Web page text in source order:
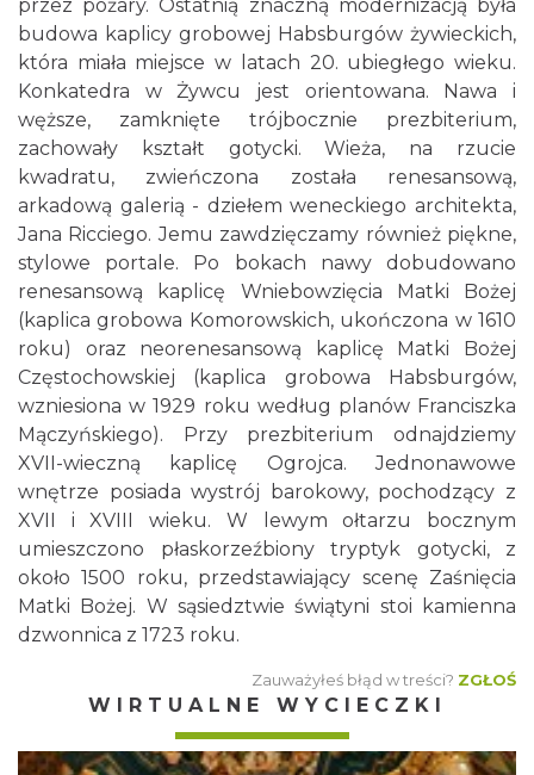
przez pożary. Ostatnią znaczną modernizacją była
budowa kaplicy grobowej Habsburgów żywieckich,
która miała miejsce w latach 20. ubiegłego wieku.
Konkatedra w Żywcu jest orientowana. Nawa i
węższe, zamknięte trójbocznie prezbiterium,
zachowały kształt gotycki. Wieża, na rzucie
kwadratu, zwieńczona została renesansową,
arkadową galerią - dziełem weneckiego architekta,
Jana Ricciego. Jemu zawdzięczamy również piękne,
stylowe portale. Po bokach nawy dobudowano
renesansową kaplicę Wniebowzięcia Matki Bożej
(kaplica grobowa Komorowskich, ukończona w 1610
roku) oraz neorenesansową kaplicę Matki Bożej
Częstochowskiej (kaplica grobowa Habsburgów,
wzniesiona w 1929 roku według planów Franciszka
Mączyńskiego). Przy prezbiterium odnajdziemy
XVII-wieczną kaplicę Ogrojca. Jednonawowe
wnętrze posiada wystrój barokowy, pochodzący z
XVII i XVIII wieku. W lewym ołtarzu bocznym
umieszczono płaskorzeźbiony tryptyk gotycki, z
około 1500 roku, przedstawiający scenę Zaśnięcia
Matki Bożej. W sąsiedztwie świątyni stoi kamienna
dzwonnica z 1723 roku.
Zauważyłeś błąd w treści? ZGŁOŚ
WIRTUALNE WYCIECZKI